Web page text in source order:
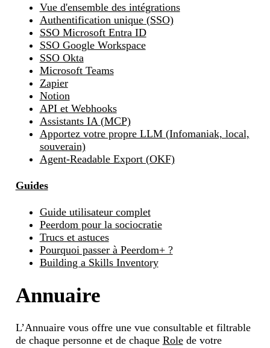
Vue d'ensemble des intégrations
Authentification unique (SSO)
SSO Microsoft Entra ID
SSO Google Workspace
SSO Okta
Microsoft Teams
Zapier
Notion
API et Webhooks
Assistants IA (MCP)
Apportez votre propre LLM (Infomaniak, local,
souverain)
Agent-Readable Export (OKF)
Guides
Guide utilisateur complet
Peerdom pour la sociocratie
Trucs et astuces
Pourquoi passer à Peerdom+ ?
Building a Skills Inventory
Annuaire
L’Annuaire vous offre une vue consultable et filtrable
de chaque personne et de chaque Rolede votre